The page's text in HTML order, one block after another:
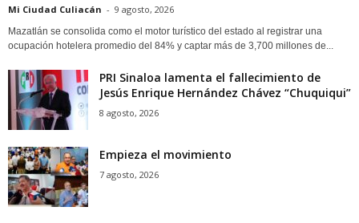
Mi Ciudad Culiacán - 9 agosto, 2026
Mazatlán se consolida como el motor turístico del estado al registrar una
ocupación hotelera promedio del 84% y captar más de 3,700 millones de...
PRI Sinaloa lamenta el fallecimiento de
Jesús Enrique Hernández Chávez “Chuquiqui”
8 agosto, 2026
Empieza el movimiento
7 agosto, 2026